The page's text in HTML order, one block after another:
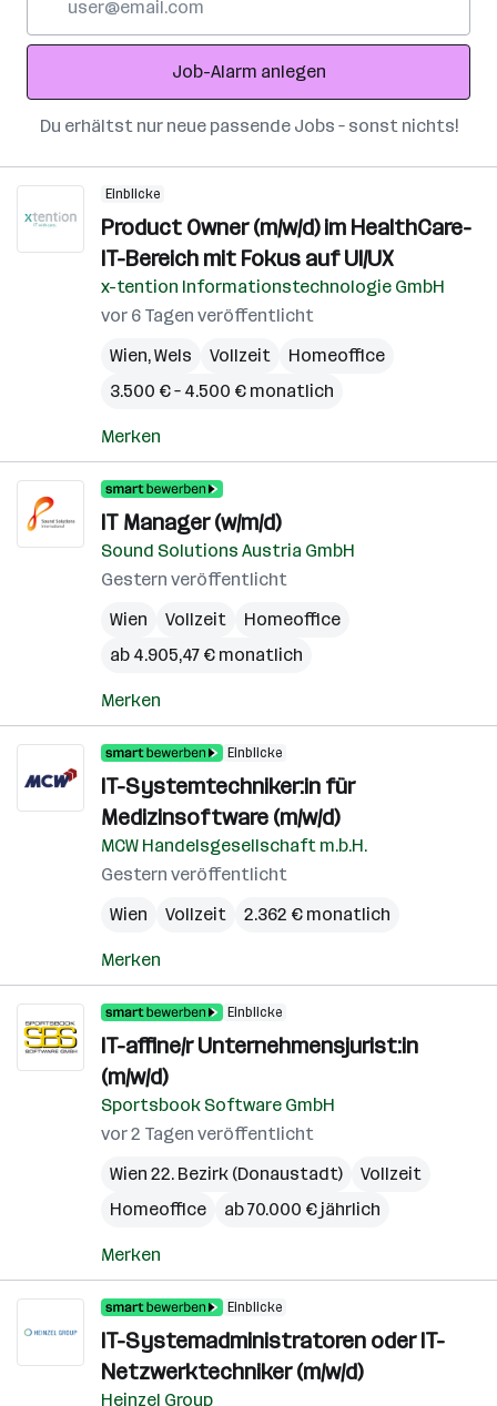
Adresse
Job-Alarm anlegen
Du erhältst nur neue passende Jobs – sonst nichts!
Einblicke
Product Owner (m/w/d) im HealthCare-
IT-Bereich mit Fokus auf UI/UX
x-tention Informationstechnologie GmbH
vor 6 Tagen veröffentlicht
Wien,Wels Vollzeit
Homeoffice
3.500 € – 4.500 € monatlich
Merken
IT Manager (w/m/d)
Sound Solutions Austria GmbH
Gestern veröffentlicht
Wien
Vollzeit
Homeoffice
ab 4.905,47 € monatlich
Merken
Einblicke
IT-Systemtechniker:in für
Medizinsoftware (m/w/d)
MCW Handelsgesellschaft m.b.H.
Gestern veröffentlicht
Wien
Vollzeit 2.362 € monatlich
Merken
Einblicke
IT-affine/r Unternehmensjurist:in
(m/w/d)
Sportsbook Software GmbH
vor 2 Tagen veröffentlicht
Wien 22. Bezirk (Donaustadt)
Vollzeit
Homeoffice
ab 70.000 € jährlich
Merken
Einblicke
IT-Systemadministratoren oder IT-
Netzwerktechniker (m/w/d)
Heinzel Group